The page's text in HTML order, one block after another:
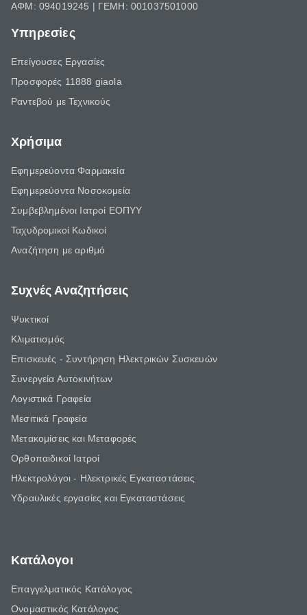
ΑΦΜ: 094019245 | ΓΕΜΗ: 001037501000
Υπηρεσίες
Επείγουσες Εργασίες
Προσφορές 11888 giaola
Ραντεβού με Τεχνικούς
Χρήσιμα
Εφημερεύοντα Φαρμακεία
Εφημερεύοντα Νοσοκομεία
Συμβεβλημένοι Ιατροί ΕΟΠΥΥ
Ταχυδρομικοί Κωδικοί
Αναζήτηση με αριθμό
Συχνές Αναζητήσεις
Ψυκτικοί
Κλιματισμός
Επισκευές - Συντήρηση Ηλεκτρικών Συσκευών
Συνεργεία Αυτοκινήτων
Λογιστικά Γραφεία
Μεσιτικά Γραφεία
Μετακομίσεις και Μεταφορές
Ορθοπαιδικοί Ιατροί
Ηλεκτρολόγοι - Ηλεκτρικές Εγκαταστάσεις
Υδραυλικές εργασίες και Εγκαταστάσεις
Κατάλογοι
Επαγγελματικός Κατάλογος
Ονομαστικός Κατάλογος